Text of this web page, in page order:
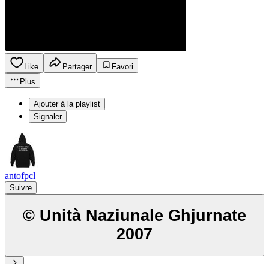
Like Partager
Favori
Plus
Ajouter à la playlist
Signaler
antofpcl
Suivre
© Unità Naziunale Ghjurnate
2007